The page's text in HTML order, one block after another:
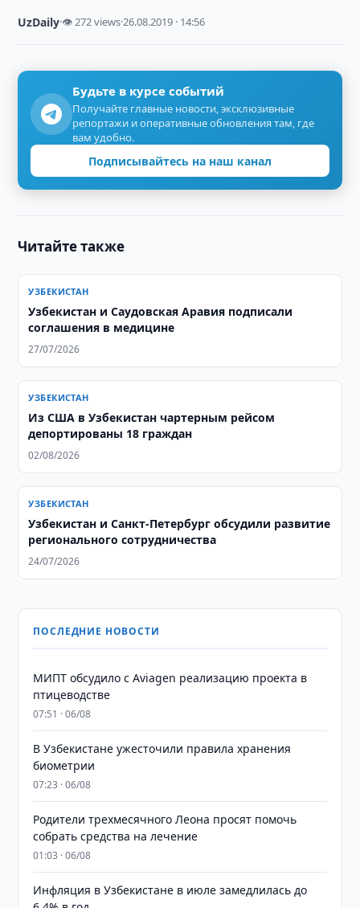
UzDaily·👁 272 views·26.08.2019 · 14:56
Будьте в курсе событий
Получайте главные новости, эксклюзивные
репортажи и оперативные обновления там, где
вам удобно.
Подписывайтесь на наш канал
Читайте также
УЗБЕКИСТАН
Узбекистан и Саудовская Аравия подписали
соглашения в медицине
27/07/2026
УЗБЕКИСТАН
Из США в Узбекистан чартерным рейсом
депортированы 18 граждан
02/08/2026
УЗБЕКИСТАН
Узбекистан и Санкт-Петербург обсудили развитие
регионального сотрудничества
24/07/2026
ПОСЛЕДНИЕ НОВОСТИ
МИПТ обсудило с Aviagen реализацию проекта в
птицеводстве
07:51 · 06/08
В Узбекистане ужесточили правила хранения
биометрии
07:23 · 06/08
Родители трехмесячного Леона просят помочь
собрать средства на лечение
01:03 · 06/08
Инфляция в Узбекистане в июле замедлилась до